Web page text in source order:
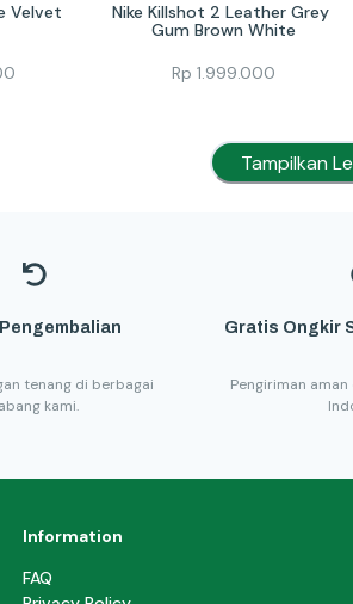
Velvet
Nike Killshot 2 Leather Grey
Gum Brown White
Rp 1.999.000
Tampilkan
tenang di berbagai
kami.
Gratis Ongkir
Pengiriman
Information
FAQ